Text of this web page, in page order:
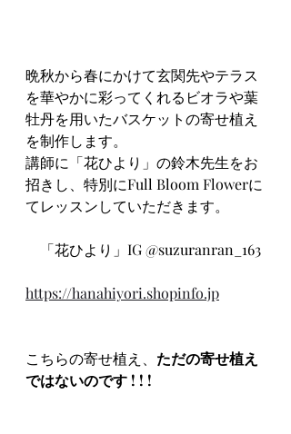
晩秋から春にかけて玄関先やテラス
を華やかに彩ってくれるビオラや葉
牡丹を用いたバスケットの寄せ植え
を制作します。
講師に「花ひより」の鈴木先生をお
招きし、特別にFull Bloom Flowerに
てレッスンしていただきます。
    「花ひより」IG @suzuranran_163
https://hanahiyori.shopinfo.jp
こちらの寄せ植え、 ただの寄せ植え
ではないのです ! ! !